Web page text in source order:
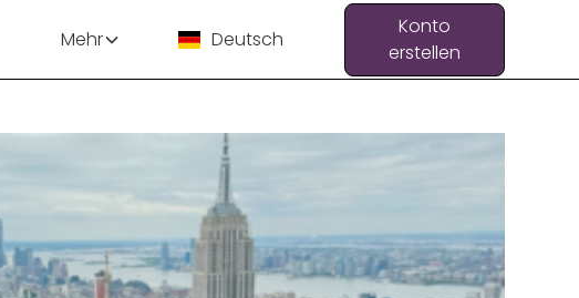
Mehr Deutsch
Konto
erstellen